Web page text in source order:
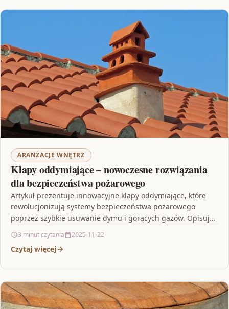
ARANŻACJE WNĘTRZ
Klapy oddymiające – nowoczesne rozwiązania
dla bezpieczeństwa pożarowego
Artykuł prezentuje innowacyjne klapy oddymiające, które
rewolucjonizują systemy bezpieczeństwa pożarowego
poprzez szybkie usuwanie dymu i gorących gazów. Opisuje,
3 minut czytania 2025-11-22
Czytaj więcej